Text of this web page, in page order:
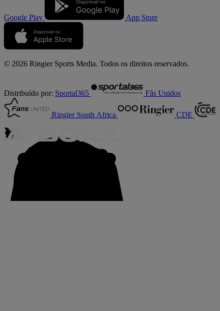
Google Play App Store
© 2026 Ringier Sports Media. Todos os direitos reservados.
Distribuído por: Sportal365 Fãs Unidos
Ringier South Africa CDE